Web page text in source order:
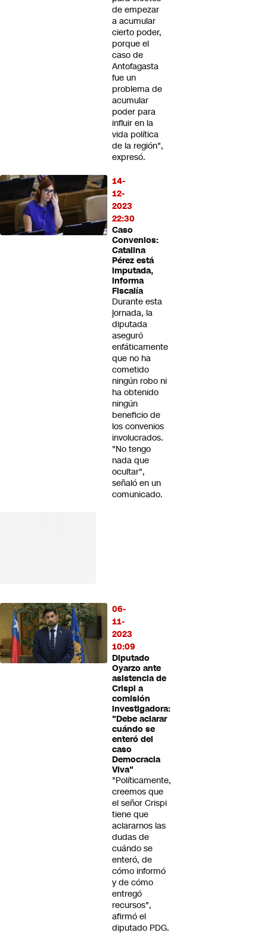
de empezar
a acumular
cierto poder,
porque el
caso de
Antofagasta
fue un
problema de
acumular
poder para
influir en la
vida política
de la región",
expresó.
14-
12-
2023
22:30
Caso
Convenios:
Catalina
Pérez está
imputada,
informa
Fiscalía
Durante esta
jornada, la
diputada
aseguró
enfáticamente
que no ha
cometido
ningún robo ni
ha obtenido
ningún
beneficio de
los convenios
involucrados.
"No tengo
nada que
ocultar",
señaló en un
comunicado.
06-
11-
2023
10:09
Diputado
Oyarzo ante
asistencia de
Crispi a
comisión
investigadora:
"Debe aclarar
cuándo se
enteró del
caso
Democracia
Viva"
"Políticamente,
creemos que
el señor Crispi
tiene que
aclararnos las
dudas de
cuándo se
enteró, de
cómo informó
y de cómo
entregó
recursos",
afirmó el
diputado PDG.